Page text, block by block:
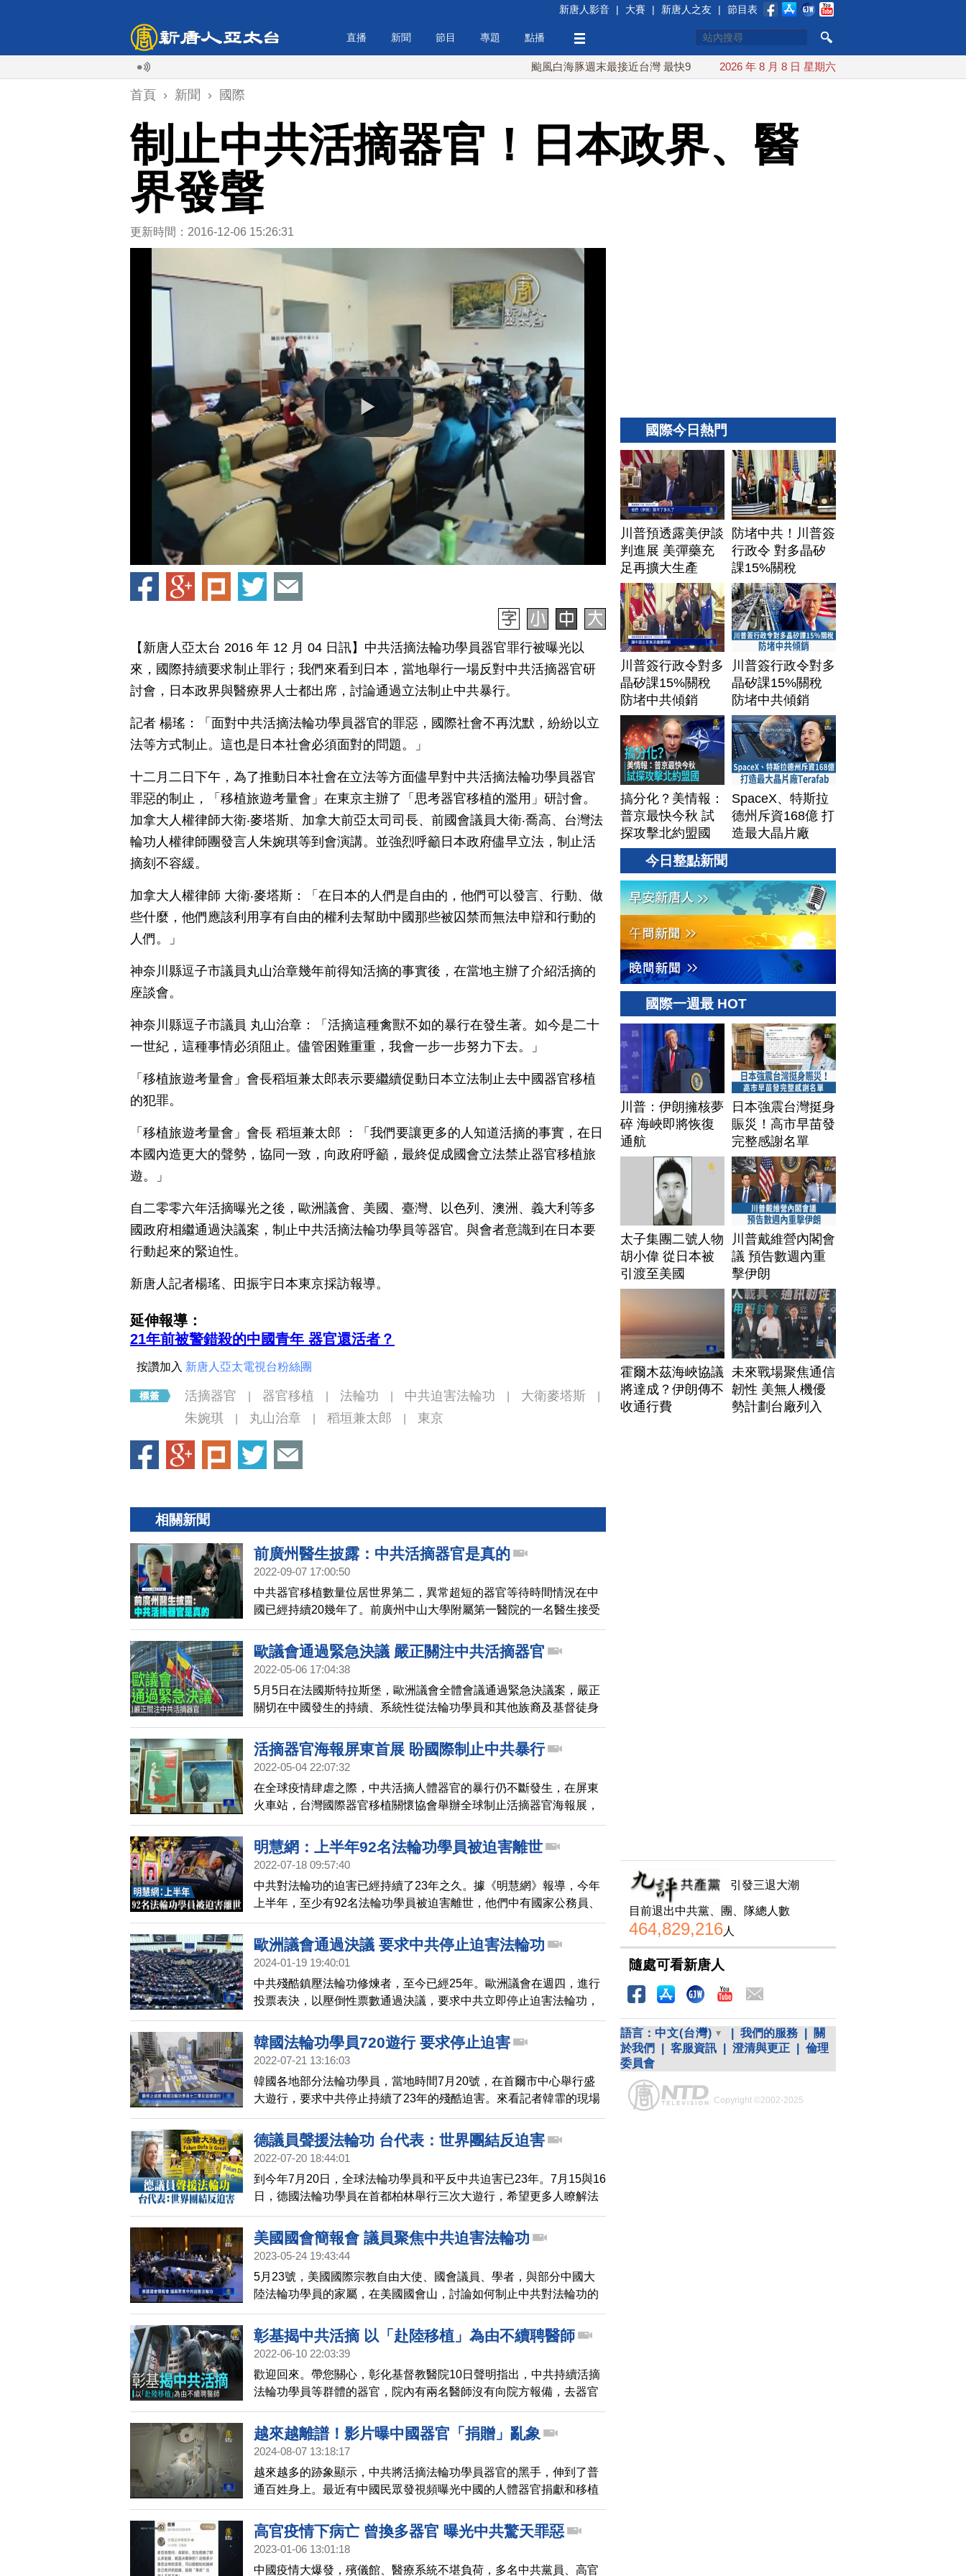
新唐人影音 | 大賽 | 新唐人之友 | 節目表
直播 新聞 節目 專題 點播
颱風白海豚週末最接近台灣 最快9日可能登陸中國 台灣漢光首結合城鎮演習 AIT連續發文讚「
2026 年 8 月 8 日 星期六
首頁 › 新聞 › 國際
制止中共活摘器官！日本政界、醫
界發聲
更新時間：2016-12-06 15:26:31
【新唐人亞太台 2016 年 12 月 04 日訊】中共活摘法輪功學員器官罪行被曝光以
來，國際持續要求制止罪行；我們來看到日本，當地舉行一場反對中共活摘器官研
討會，日本政界與醫療界人士都出席，討論通過立法制止中共暴行。
記者 楊瑤：「面對中共活摘法輪功學員器官的罪惡，國際社會不再沈默，紛紛以立
法等方式制止。這也是日本社會必須面對的問題。」
十二月二日下午，為了推動日本社會在立法等方面儘早對中共活摘法輪功學員器官
罪惡的制止，「移植旅遊考量會」在東京主辦了「思考器官移植的濫用」研討會。
加拿大人權律師大衛‧麥塔斯、加拿大前亞太司司長、前國會議員大衛‧喬高、台灣法
輪功人權律師團發言人朱婉琪等到會演講。並強烈呼籲日本政府儘早立法，制止活
摘刻不容緩。
加拿大人權律師 大衛‧麥塔斯：「在日本的人們是自由的，他們可以發言、行動、做
些什麼，他們應該利用享有自由的權利去幫助中國那些被囚禁而無法申辯和行動的
人們。」
神奈川縣逗子市議員丸山治章幾年前得知活摘的事實後，在當地主辦了介紹活摘的
座談會。
神奈川縣逗子市議員 丸山治章：「活摘這種禽獸不如的暴行在發生著。如今是二十
一世紀，這種事情必須阻止。儘管困難重重，我會一步一步努力下去。」
「移植旅遊考量會」會長稻垣兼太郎表示要繼續促動日本立法制止去中國器官移植
的犯罪。
「移植旅遊考量會」會長 稻垣兼太郎 ：「我們要讓更多的人知道活摘的事實，在日
本國內造更大的聲勢，協同一致，向政府呼籲，最終促成國會立法禁止器官移植旅
遊。」
自二零零六年活摘曝光之後，歐洲議會、美國、臺灣、以色列、澳洲、義大利等多
國政府相繼通過決議案，制止中共活摘法輪功學員等器官。與會者意識到在日本要
行動起來的緊迫性。
新唐人記者楊瑤、田振宇日本東京採訪報導。
延伸報導：
21年前被警錯殺的中國青年 器官還活者？
按讚加入 新唐人亞太電視台粉絲團
活摘器官 器官移植 法輪功 中共迫害法輪功 大衛麥塔斯
朱婉琪 丸山治章 稻垣兼太郎 東京
相關新聞
前廣州醫生披露：中共活摘器官是真的
2022-09-07 17:00:50
中共器官移植數量位居世界第二，異常超短的器官等待時間情況在中
國已經持續20幾年了。前廣州中山大學附屬第一醫院的一名醫生接受
專訪時表示，中共活摘器官是真的。
歐議會通過緊急決議 嚴正關注中共活摘器官
2022-05-06 17:04:38
5月5日在法國斯特拉斯堡，歐洲議會全體會議通過緊急決議案，嚴正
關切在中國發生的持續、系統性從法輪功學員和其他族裔及基督徒身
上活摘器官的報導。呼籲中共當局迅速回應關於活摘器官的指控，並
允許包括聯合國人權事務高級專員辦事處在內的國際人權機制進行獨
立監督。
活摘器官海報屏東首展 盼國際制止中共暴行
2022-05-04 22:07:32
在全球疫情肆虐之際，中共活摘人體器官的暴行仍不斷發生，在屏東
火車站，台灣國際器官移植關懷協會舉辦全球制止活摘器官海報展，
希望世界持續關注、伸出援手，制止中共的惡行。
明慧網：上半年92名法輪功學員被迫害離世
2022-07-18 09:57:40
中共對法輪功的迫害已經持續了23年之久。據《明慧網》報導，今年
上半年，至少有92名法輪功學員被迫害離世，他們中有國家公務員、
副教授、警察、工程師等，都曾是社會各個階層的精英。
歐洲議會通過決議 要求中共停止迫害法輪功
2024-01-19 19:40:01
中共殘酷鎮壓法輪功修煉者，至今已經25年。歐洲議會在週四，進行
投票表決，以壓倒性票數通過決議，要求中共立即停止迫害法輪功，
並釋放在中國，被非法判刑的法輪功學員。決議要還求歐盟成員國暫
停與中國的所有引渡條約，支持對法輪功學員受迫害的案件進行國際
調查。
韓國法輪功學員720遊行 要求停止迫害
2022-07-21 13:16:03
韓國各地部分法輪功學員，當地時間7月20號，在首爾市中心舉行盛
大遊行，要求中共停止持續了23年的殘酷迫害。來看記者韓霏的現場
報導。
德議員聲援法輪功 台代表：世界團結反迫害
2022-07-20 18:44:01
到今年7月20日，全球法輪功學員和平反中共迫害已23年。7月15與16
日，德國法輪功學員在首都柏林舉行三次大遊行，希望更多人瞭解法
輪功真相與中共暴行。德國國會議員呼籲聯邦政府和全世界嚴厲制裁
中共侵犯人權行為，一起見證中共暴政的終結。
美國國會簡報會 議員聚焦中共迫害法輪功
2023-05-24 19:43:44
5月23號，美國國際宗教自由大使、國會議員、學者，與部分中國大
陸法輪功學員的家屬，在美國國會山，討論如何制止中共對法輪功的
迫害。
彰基揭中共活摘 以「赴陸移植」為由不續聘醫師
2022-06-10 22:03:39
歡迎回來。帶您關心，彰化基督教醫院10日聲明指出，中共持續活摘
法輪功學員等群體的器官，院內有兩名醫師沒有向院方報備，去器官
來源不明的中國大陸進行器官移植手術，有違反醫療倫理的疑慮，因
此決定不續聘兩名醫師。
越來越離譜！影片曝中國器官「捐贈」亂象
2024-08-07 13:18:17
越來越多的跡象顯示，中共將活摘法輪功學員器官的黑手，伸到了普
通百姓身上。最近有中國民眾發視頻曝光中國的人體器官捐獻和移植
亂象，已經搞得人心惶惶。
高官疫情下病亡 曾換多器官 曝光中共驚天罪惡
2023-01-06 13:01:18
中國疫情大爆發，殯儀館、醫療系統不堪負荷，多名中共黨員、高官
國際今日熱門
川普預透露美伊談
判進展 美彈藥充
足再擴大生產
防堵中共！川普簽
行政令 對多晶矽
課15%關稅
川普簽行政令對多
晶矽課15%關稅
防堵中共傾銷
川普簽行政令對多
晶矽課15%關稅
防堵中共傾銷
搞分化？美情報：
普京最快今秋 試
探攻擊北約盟國
SpaceX、特斯拉
德州斥資168億 打
造最大晶片廠
Terafab
今日整點新聞
國際一週最 HOT
川普：伊朗擁核夢
碎 海峽即將恢復
通航
日本強震台灣挺身
賑災！高市早苗發
完整感謝名單
太子集團二號人物
胡小偉 從日本被
引渡至美國
川普戴維營內閣會
議 預告數週內重
擊伊朗
霍爾木茲海峽協議
將達成？伊朗傳不
收通行費
未來戰場聚焦通信
韌性 美無人機優
勢計劃台廠列入
引發三退大潮
目前退出中共黨、團、隊總人數
464,829,216人
隨處可看新唐人
語言： 中文(台灣) 我們的服務
關
於我們
客服資訊 澄清與更正
倫理
委員會
Copyright ©2002-2025